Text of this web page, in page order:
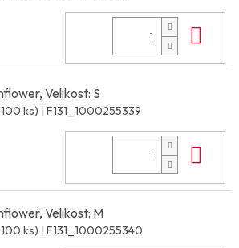
Velikost: S
ks) | F131_1000255339
Velikost: M
ks) | F131_1000255340